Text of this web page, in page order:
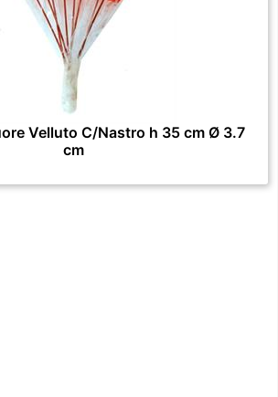
Velluto C/Nastro h 35 cm Ø 3.7
cm